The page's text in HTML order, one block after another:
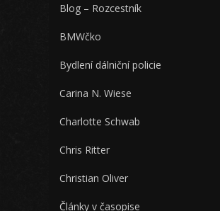
Blog – Rozcestník
BMWčko
Bydlení dálniční policie
Carina N. Wiese
Charlotte Schwab
Chris Ritter
Christian Oliver
Články v časopise